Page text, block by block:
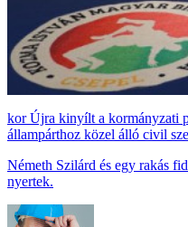
Újra kinyílt a kormányzati
állampárthoz közel álló civil
Németh Szilárd és egy rakás
nyertek.